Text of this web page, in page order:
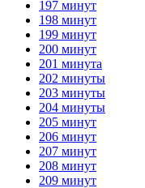
197 минут
198 минут
199 минут
200 минут
201 минута
202 минуты
203 минуты
204 минуты
205 минут
206 минут
207 минут
208 минут
209 минут